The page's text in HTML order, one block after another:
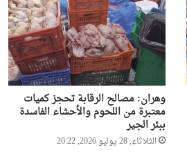
وهران: مصالح الرقابة تحجز كميات
معتبرة من اللحوم والأحشاء الفاسدة
ببئر الجير
الثلاثاء, 28 يوليو 2026, 20:22